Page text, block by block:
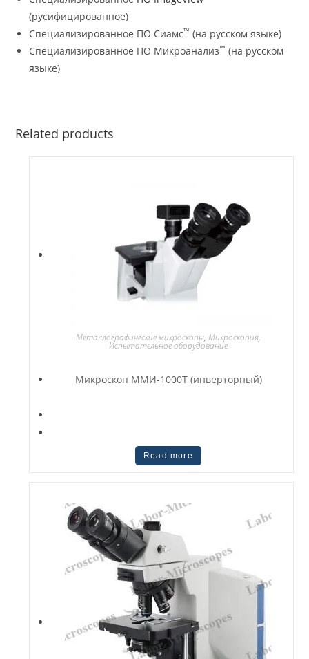
(русифицированное)
Специализированное ПО Сиамс™ (на русском языке)
Специализированное ПО Микроанализ™ (на русском
языке)
Related products
Металлографические микроскопы, Микроскопия,
Испытательное оборудование
Микроскоп ММИ-1000Т (инверторный)
Read more